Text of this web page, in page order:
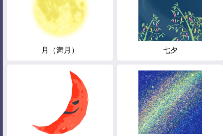
月（満月） 七夕